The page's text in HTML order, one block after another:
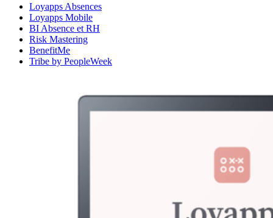
Loyapps Absences
Loyapps Mobile
BI Absence et RH
Risk Mastering
BenefitMe
Tribe by PeopleWeek